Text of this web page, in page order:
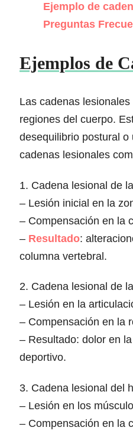
Ejemplo de
Preguntas
Ejemplos de
Las cadenas
regiones del cuerpo.
desequilibrio postural
cadenas lesionales
1. Cadena lesional de
– Lesión inicial en la
– Compensación en la
– Resultado:
columna vertebral.
2. Cadena lesional de
– Lesión en la
– Compensación en la
– Resultado: dolor en
deportivo.
3. Cadena lesional del
– Lesión en los
– Compensación en la